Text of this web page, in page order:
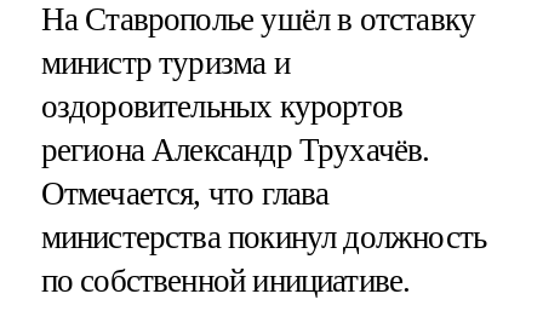
На Ставрополье ушёл в отставку
министр туризма и
оздоровительных курортов
региона Александр Трухачёв.
Отмечается, что глава
министерства покинул должность
по собственной инициативе.